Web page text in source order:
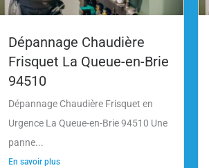
Dépannage Chaudière
Frisquet La Queue-en-Brie
94510
Dépannage Chaudière Frisquet en
Urgence La Queue-en-Brie 94510 Une
panne...
En savoir plus